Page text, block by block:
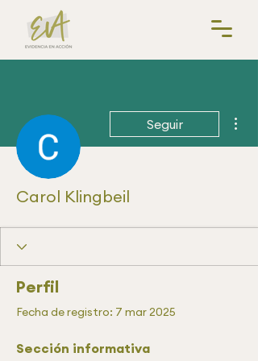
Seguir
Carol Klingbeil
Perfil
Fecha de registro: 7 mar 2025
Sección informativa